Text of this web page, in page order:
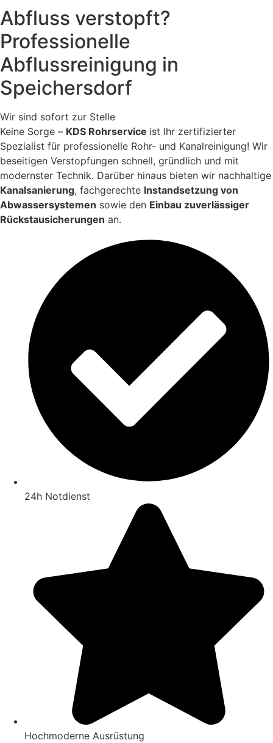
Abfluss verstopft?
Professionelle
Abflussreinigung in
Speichersdorf
Wir sind sofort zur Stelle
Keine Sorge – KDS Rohrservice ist Ihr zertifizierter
Spezialist für professionelle Rohr- und Kanalreinigung! Wir
beseitigen Verstopfungen schnell, gründlich und mit
modernster Technik. Darüber hinaus bieten wir nachhaltige
Kanalsanierung, fachgerechte Instandsetzung von
Abwassersystemen sowie den Einbau zuverlässiger
Rückstausicherungen an.
24h Notdienst
Hochmoderne Ausrüstung